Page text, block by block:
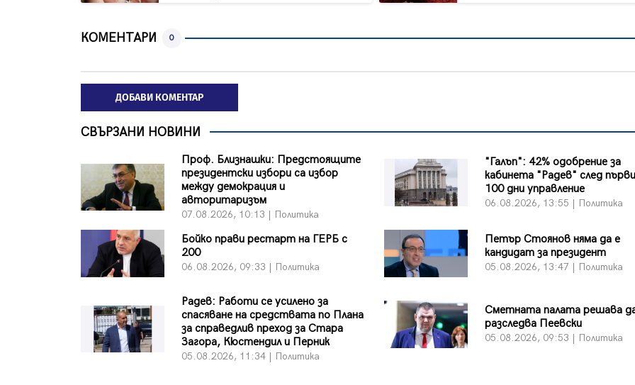
КОМЕНТАРИ 0
ДОБАВИ КОМЕНТАР
СВЪРЗАНИ НОВИНИ
Проф. Близнашки: Предстоящите
президентски избори са избор
между демокрация и
авторитаризъм
07.08.2026, 10:13 | Политика
"Галъп": 42% одобрение за
кабинета "Радев" след
100 дни управление
06.08.2026, 13:55 | Политика
Бойко прави рестарт на ГЕРБ с
200
06.08.2026, 09:33 | Политика
Петър Стоянов няма да е
кандидат за президент
05.08.2026, 13:47 | Политика
Радев: Работи се усилено за
спасяване на средствата по Плана
за справедлив преход за Стара
Загора, Кюстендил и Перник
05.08.2026, 11:34 | Политика
Сметната палата решава
разследва Пеевски
05.08.2026, 09:53 | Политика